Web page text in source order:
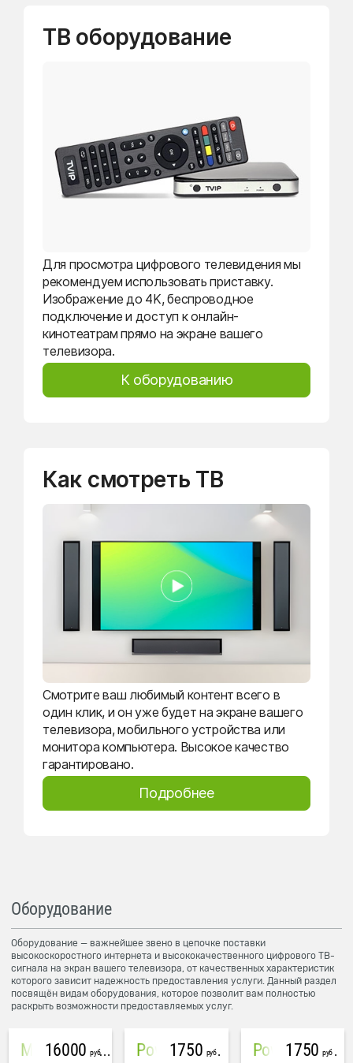
ТВ оборудование
Для просмотра цифрового телевидения мы
рекомендуем использовать приставку.
Изображение до 4K, беспроводное
подключение и доступ к онлайн-
кинотеатрам прямо на экране вашего
телевизора.
К оборудованию
Как смотреть ТВ
Смотрите ваш любимый контент всего в
один клик, и он уже будет на экране вашего
телевизора, мобильного устройства или
монитора компьютера. Высокое качество
гарантировано.
Подробнее
Оборудование
Оборудование — важнейшее звено в цепочке поставки
высокоскоростного интернета и высококачественного цифрового ТВ-
сигнала на экран вашего телевизора, от качественных характеристик
которого зависит надежность предоставления услуги. Данный раздел
посвящён видам оборудования, которое позволит вам полностью
раскрыть возможности предоставляемых услуг.
Mesh система TP-Link Deco M4 (3 устройства)
16000 руб PowerLine Tenda PH6
1750 руб PowerLine TP-Link AV600
1750 руб